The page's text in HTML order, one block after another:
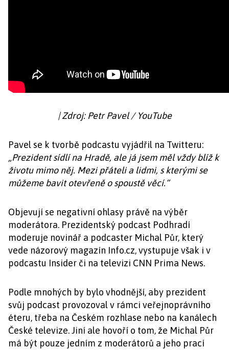
| Zdroj: Petr Pavel / YouTube
Pavel se k tvorbě podcastu vyjádřil na Twitteru:
„Prezident sídlí na Hradě, ale já jsem měl vždy blíž k
životu mimo něj. Mezi přáteli a lidmi, s kterými se
můžeme bavit otevřeně o spoustě věcí.“
Objevují se negativní ohlasy právě na výběr
moderátora. Prezidentský podcast Podhradí
moderuje novinář a podcaster Michal Půr, který
vede názorový magazín Info.cz, vystupuje však i v
podcastu Insider či na televizi CNN Prima News.
Podle mnohých by bylo vhodnější, aby prezident
svůj podcast provozoval v rámci veřejnoprávního
éteru, třeba na Českém rozhlase nebo na kanálech
České televize. Jiní ale hovoří o tom, že Michal Půr
má být pouze jedním z moderátorů a jeho prací